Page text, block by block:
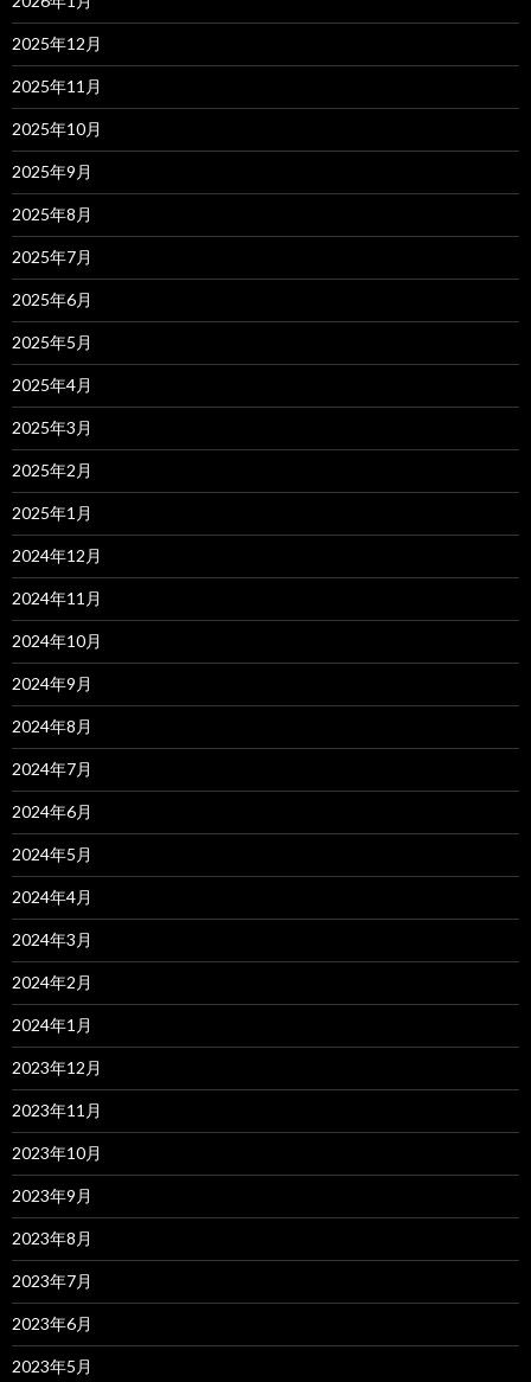
2025年12月
2025年11月
2025年10月
2025年9月
2025年8月
2025年7月
2025年6月
2025年5月
2025年4月
2025年3月
2025年2月
2025年1月
2024年12月
2024年11月
2024年10月
2024年9月
2024年8月
2024年7月
2024年6月
2024年5月
2024年4月
2024年3月
2024年2月
2024年1月
2023年12月
2023年11月
2023年10月
2023年9月
2023年8月
2023年7月
2023年6月
2023年5月